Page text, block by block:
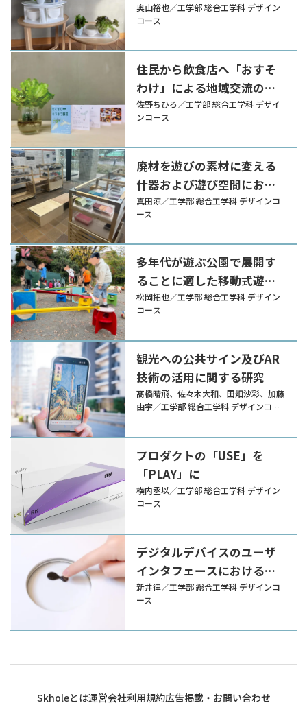
可能にするシステムと什器
の提案
奥山裕也／工学部 総合工学科 デザイン
コース
住民から飲食店へ「おすそ
わけ」による地域交流の促
進
佐野ちひろ／工学部 総合工学科 デザイ
ンコース
廃材を遊びの素材に変える
什器および遊び空間におけ
る展開の提案
真田涼／工学部 総合工学科 デザインコ
ース
多年代が遊ぶ公園で展開す
ることに適した移動式遊具
の提案
松岡拓也／工学部 総合工学科 デザイン
コース
観光への公共サイン及びAR
技術の活用に関する研究
髙橋晴飛、佐々木大和、田畑沙彩、加藤
由宇／工学部 総合工学科 デザインコー
プロダクトの「USE」を
「PLAY」に
横内丞以／工学部 総合工学科 デザイン
コース
デジタルデバイスのユーザ
インタフェースにおける
「PLAY」の研究
新井律／工学部 総合工学科 デザインコ
ース
Skholeとは運営会社利用規約広告掲載・お問い合わせ